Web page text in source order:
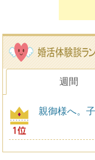
週間
親御様へ。